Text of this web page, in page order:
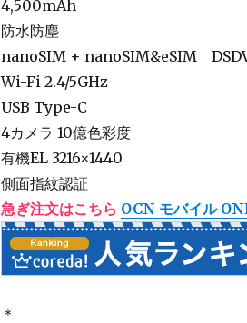
4,500mAh
防水防塵
nanoSIM + nanoSIM&eSIM
Wi-Fi 2.4/5GHz
USB Type-C
4カメラ 10億色彩度
有機EL 3216×1440
側面指紋認証
急ぎ注文はこちら OCN モバイル
＊